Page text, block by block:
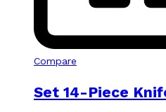
Compare
Set 14-Piece